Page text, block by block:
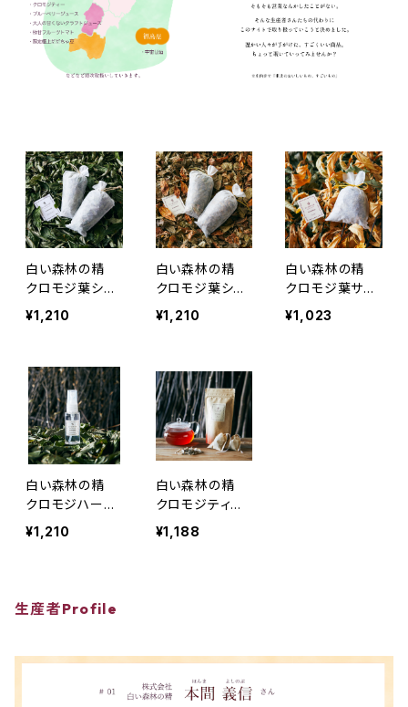
白い森林の精
クロモジ葉シュ
ーズデオドライ
ザー（靴用消臭
ュグリーン 約25
g×2
¥1,210
白い森林の精
クロモジ葉シュ
ーズデオドライ
ザー（靴用消臭
約31g×2
¥1,210
白い森林の精
クロモジ葉サシ
ェ（香り袋） ス
イートブラウン
¥1,023
白い森林の精
クロモジハーブ
ウォーター（ミス
トスプレー）35m
¥1,210
白い森林の精
クロモジティー
（煮出し用ティー
バッグ）
¥1,188
生産者Profile